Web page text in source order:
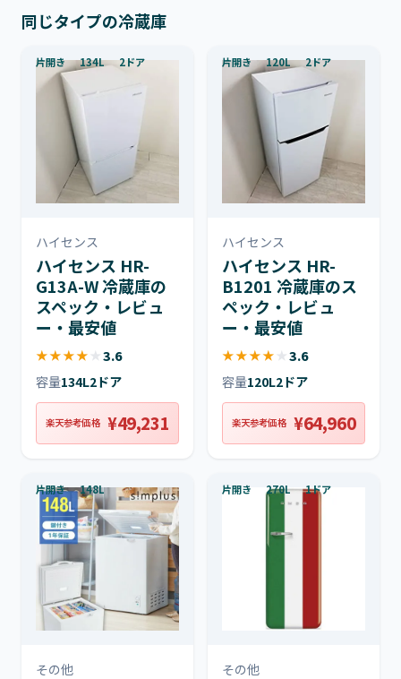
同じタイプの冷蔵庫
片開き 134L 2ドア
ハイセンス
ハイセンス HR-
G13A-W 冷蔵庫の
スペック・レビュ
ー・最安値
★★★★ ★ 3.6
容量134L2ドア
楽天参考価格 ¥49,231
片開き 120L 2ドア
ハイセンス
ハイセンス HR-
B1201 冷蔵庫のス
ペック・レビュ
ー・最安値
★★★★ ★ 3.6
容量120L2ドア
楽天参考価格 ¥64,960
片開き 148L
その他
片開き 270L 1ドア
その他